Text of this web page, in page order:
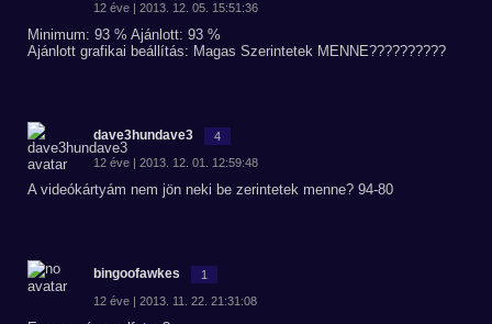
12 éve | 2013. 12. 05. 15:51:36
Minimum: 93 % Ajánlott: 93 %
Ajánlott grafikai beállítás: Magas Szerintetek MENNE??????????
dave3hundave3 4
12 éve | 2013. 12. 01. 12:59:48
A videókártyám nem jön neki be zerintetek menne? 94-80
bingoofawkes 1
12 éve | 2013. 11. 22. 21:31:08